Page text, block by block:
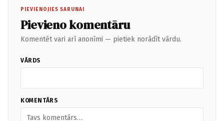
PIEVIENOJIES SARUNAI
Pievieno komentāru
Komentēt vari arī anonīmi — pietiek norādīt vārdu.
VĀRDS
KOMENTĀRS